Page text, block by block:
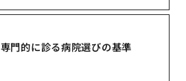
門的に診る病院選びの基準